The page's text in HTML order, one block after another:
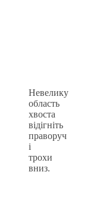
Невелику
область
хвоста
відігніть
праворуч
і
трохи
вниз.